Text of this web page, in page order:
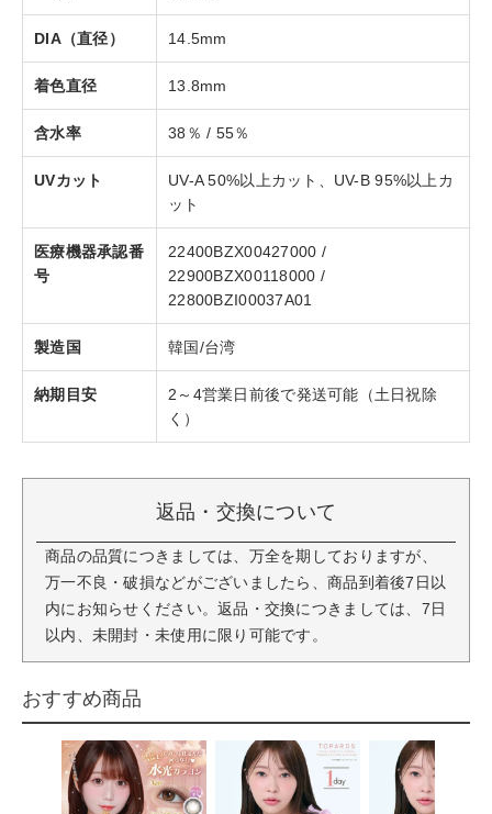
DIA（直径） 14.5mm
着色直径 13.8mm
含水率 38％ / 55％
UVカット
UV-A 50%以上カット、UV-B 95%以上カ
ット
医療機器承認番
号
22400BZX00427000 /
22900BZX00118000 /
22800BZI00037A01
製造国 韓国/台湾
納期目安
2～4営業日前後で発送可能（土日祝除
く）
返品・交換について
商品の品質につきましては、万全を期しておりますが、
万一不良・破損などがございましたら、商品到着後7日以
内にお知らせください。返品・交換につきましては、7日
以内、未開封・未使用に限り可能です。
おすすめ商品